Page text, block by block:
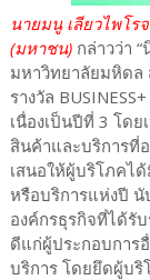
นายมนู เลียวไพโร
(มหาชน)กล่าวว่า “
มหาวิทยาลัยมหิดล
รางวัล
เนื่องเป็นปีที่ 3 โดย
สินค้าและบริการที่
เสนอให้ผู้บริโภคไ
หรือบริการแห่งปี นั
องค์กรธุรกิจที่ได้รั
ดีแก่ผู้ประกอบการ
บริการ โดยยึดผู้บริ